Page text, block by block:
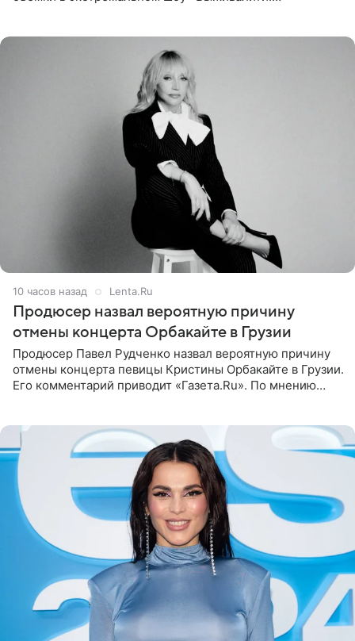
10 часов назад Lenta.Ru
Продюсер назвал вероятную причину
отмены концерта Орбакайте в Грузии
Продюсер Павел Рудченко назвал вероятную причину
отмены концерта певицы Кристины Орбакайте в Грузии.
Его комментарий приводит «Газета.Ru». По мнению